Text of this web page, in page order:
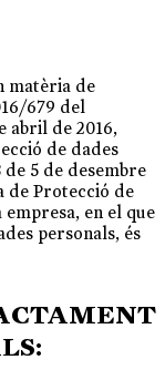
matèria de
679 del
abril de 2016,
de dades
5 de desembre
de Protecció de
en el que
personals, és